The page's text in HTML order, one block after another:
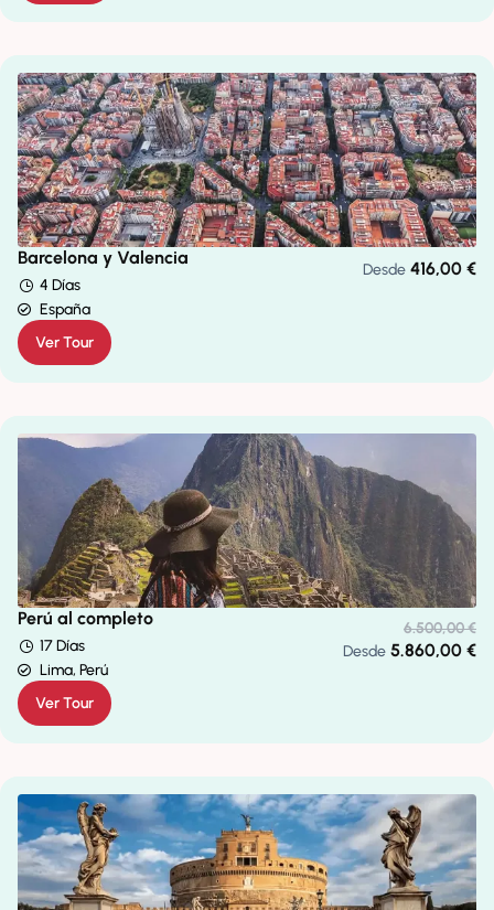
Barcelona y Valencia
4 Días
España
Desde 416,00 €
Ver Tour
Perú al completo
17 Días
Lima, Perú
6.500,00€
Desde 5.860,00 €
Ver Tour